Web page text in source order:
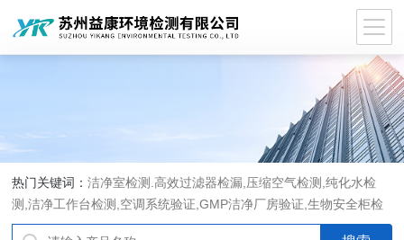
热门关键词：洁净室检测.高效过滤器检漏,压缩空气检测,纯化水检
测,洁净工作台检测,空调系统验证,GMP洁净厂房验证,生物安全柜检
测,洁净度检测,洁净室验收检测,GMP验证方案编写执行